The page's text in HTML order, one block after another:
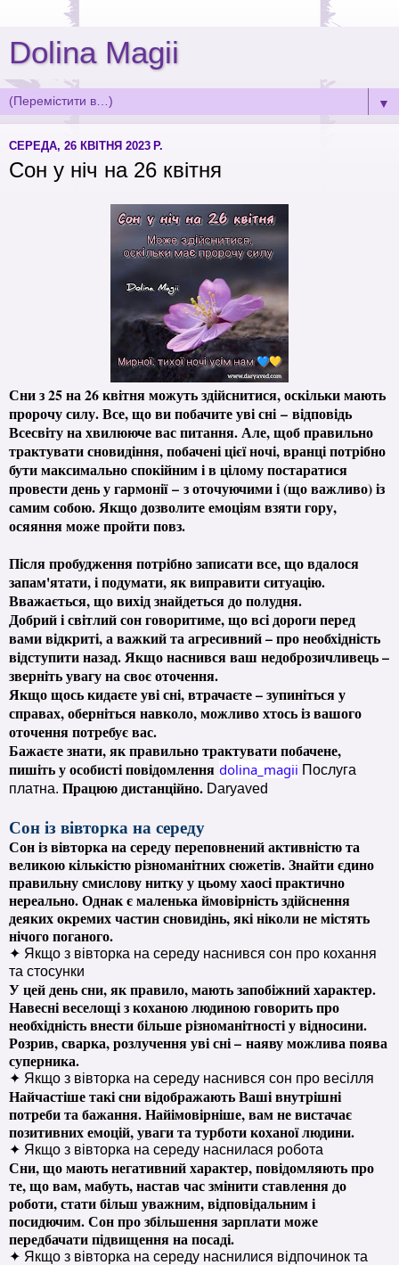
Dolina Magii
▼
СЕРЕДА, 26 КВІТНЯ 2023 Р.
Сон у ніч на 26 квітня
Сни з 25 на 26 квітняможуть здійснитися, оскільки мають
пророчу силу. Все, що ви побачите уві сні– відповідь
Всесвіту на хвилююче вас питання. Але, щоб правильно
трактувати сновидіння, побачені цієї ночі, вранці потрібно
бути максимально спокійним і в цілому постаратися
провести день у гармонії– з оточуючими і (що важливо) із
самим собою. Якщо дозволите емоціям взяти гору,
осяяння може пройти повз.
Після пробудження потрібно записати все, що вдалося
запам'ятати, і подумати, як виправити ситуацію.
Вважається, що вихід знайдеться до полудня.
Добрий і світлий сон говоритиме, що всі дороги перед
вами відкриті, а важкий та агресивний – про необхідність
відступити назад. Якщо наснився ваш недоброзичливець –
зверніть увагу на своє оточення.
Якщо щось кидаєте уві сні, втрачаєте – зупиніться у
справах, оберніться навколо, можливо хтось із вашого
оточення потребує вас.
Бажаєте знати, як правильно трактувати побачене,
пишіть у особисті повідомлення dolina_magii Послуга
платна. Працюю дистанційно. Daryaved
Сон із вівторка на середу
Сон із вівторка на середу переповнений активністю та
великою кількістю різноманітних сюжетів. Знайти єдино
правильну смислову нитку у цьому хаосі практично
нереально. Однак є маленька ймовірність здійснення
деяких окремих частин сновидінь, які ніколи не містять
нічого поганого.
✦ Якщо з вівторка на середу наснився сон про кохання
та стосунки
У цей день сни, як правило, мають запобіжний характер.
Навесні веселощі з коханою людиною говорить про
необхідність внести більше різноманітності у відносини.
Розрив, сварка, розлучення уві сні – наяву можлива поява
суперника.
✦ Якщо з вівторка на середу наснився сон про весілля
Найчастіше такі сни відображають Ваші внутрішні
потреби та бажання. Найімовірніше, вам не вистачає
позитивних емоцій, уваги та турботи коханої людини.
✦ Якщо з вівторка на середу наснилася робота
Сни, що мають негативний характер, повідомляють про
те, що вам, мабуть, настав час змінити ставлення до
роботи, стати більш уважним, відповідальним і
посидючим. Сон про збільшення зарплати може
передбачати підвищення на посаді.
✦ Якщо з вівторка на середу наснилися відпочинок та